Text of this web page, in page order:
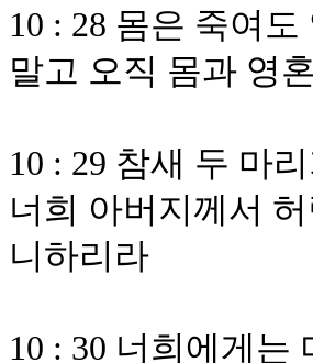
10 : 28 몸은 죽여
말고 오직 몸과 영
10 : 29 참새 두 마
너희 아버지께서
니하리라
10 : 30 너희에게는